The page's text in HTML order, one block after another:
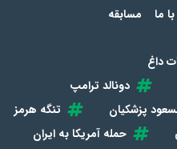
ما مسابقه
داغ
دونالد ترامپ
پزشکیان
تنگه هرمز
حمله آمریکا به ایران